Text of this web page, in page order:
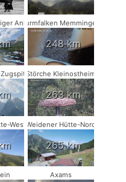
Anker
Turmfalken Memmingen
248 km
ZugspitzeStörche Kleinostheim
263 km
West Weidener Hütte-Nord
265 km
Axams